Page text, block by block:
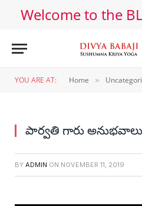
Welcome to the
YOU ARE AT: Home »
పార్వతి గారు అనుభవాలు
BY ADMIN ON NOVEMBER 11, 2019